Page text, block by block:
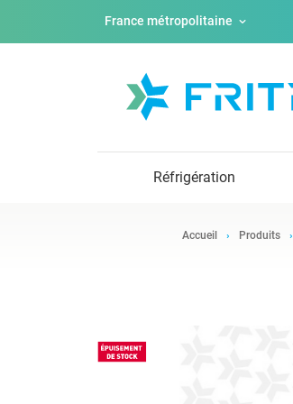
France métropolitaine
Réfrigération
Accueil Produits